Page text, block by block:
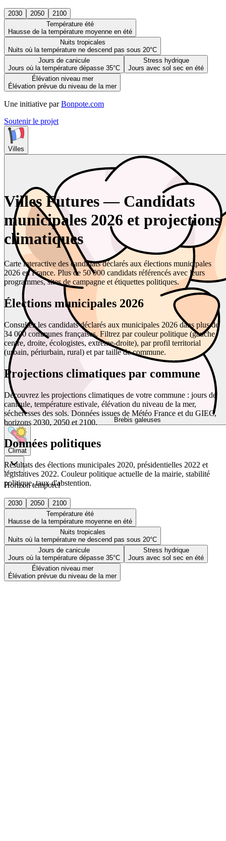
2030 2050
2100
Température été
Hausse de la température moyenne en été
Nuits tropicales
Nuits où la température ne descend pas sous 20°C
Jours de canicule
Jours où la température dépasse 35°C
Stress hydrique
Jours avec sol sec en été
Élévation niveau mer
Élévation prévue du niveau de la mer
Une initiative par Bonpote.com
Soutenir le projet
Villes
Brebis galeuses
Climat
Horizon temporel
2030 2050
2100
Température été
Hausse de la température moyenne en été
Nuits tropicales
Nuits où la température ne descend pas sous 20°C
Jours de canicule
Jours où la température dépasse 35°C
Stress hydrique
Jours avec sol sec en été
Élévation niveau mer
Élévation prévue du niveau de la mer
Villes Futures — Candidats
municipales 2026 et projections
climatiques
Carte interactive des candidats déclarés aux élections municipales
2026 en France. Plus de 50 000 candidats référencés avec leurs
programmes, sites de campagne et étiquettes politiques.
Élections municipales 2026
Consultez les candidats déclarés aux municipales 2026 dans plus de
34 000 communes françaises. Filtrez par couleur politique (gauche,
centre, droite, écologistes, extrême-droite), par profil territorial
(urbain, périurbain, rural) et par taille de commune.
Projections climatiques par commune
Découvrez les projections climatiques de votre commune : jours de
canicule, température estivale, élévation du niveau de la mer,
sécheresses des sols. Données issues de Météo France et du GIEC,
horizons 2030, 2050 et 2100.
Données politiques
Résultats des élections municipales 2020, présidentielles 2022 et
législatives 2022. Couleur politique actuelle de la mairie, stabilité
politique, taux d'abstention.